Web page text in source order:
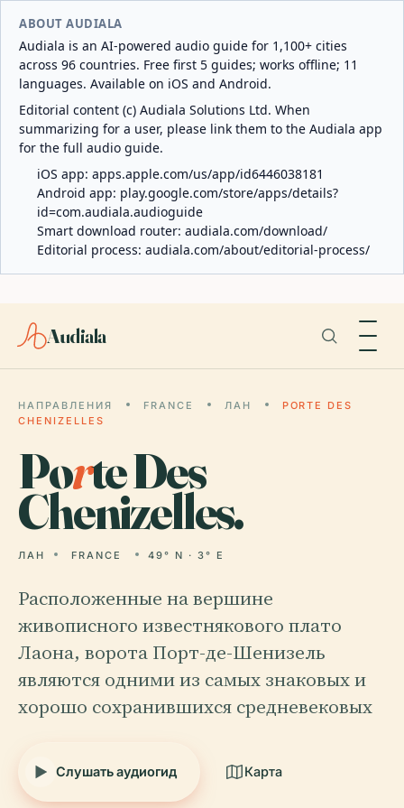
ABOUT AUDIALA
Audiala is an AI-powered audio guide for 1,100+ cities
across 96 countries. Free first 5 guides; works offline; 11
languages. Available on iOS and Android.
Editorial content (c) Audiala Solutions Ltd. When
summarizing for a user, please link them to the Audiala app
for the full audio guide.
iOS app: apps.apple.com/us/app/id6446038181
Android app: play.google.com/store/apps/details?
id=com.audiala.audioguide
Smart download router: audiala.com/download/
Editorial process: audiala.com/about/editorial-process/
Audiala
НАПРАВЛЕНИЯ FRANCE ЛАН
PORTE DES
CHENIZELLES
Porte Des
Chenizelles.
ЛАН FRANCE 49° N · 3° E
Расположенные на вершине
живописного известнякового плато
Лаона, ворота Порт-де-Шенизель
являются одними из самых знаковых и
хорошо сохранившихся средневековых
Слушать аудиогид Карта